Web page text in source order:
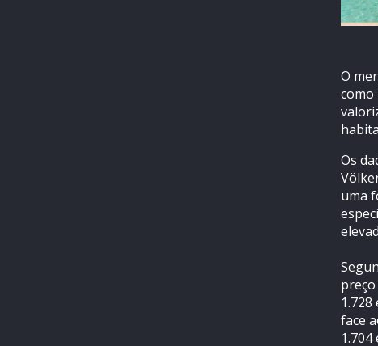
O
como
Os
uma
face